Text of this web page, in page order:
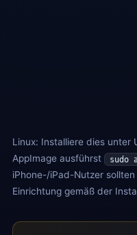
Linux: Installiere dies
AppImage ausführst
sudo
iPhone-/iPad-Nutzer
Einrichtung gemäß der